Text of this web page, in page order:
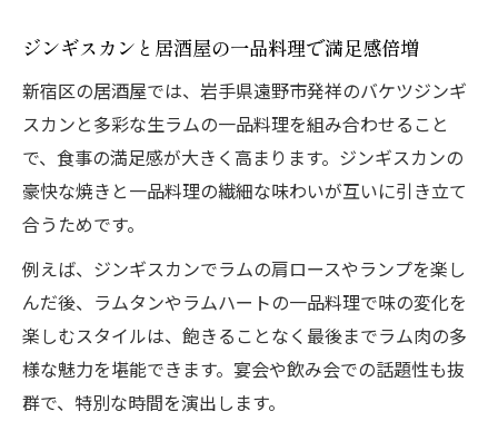
ジンギスカンと居酒屋の一品料理で満足感倍増
新宿区の居酒屋では、岩手県遠野市発祥のバケツジンギ
スカンと多彩な生ラムの一品料理を組み合わせること
で、食事の満足感が大きく高まります。ジンギスカンの
豪快な焼きと一品料理の繊細な味わいが互いに引き立て
合うためです。
例えば、ジンギスカンでラムの肩ロースやランプを楽し
んだ後、ラムタンやラムハートの一品料理で味の変化を
楽しむスタイルは、飽きることなく最後までラム肉の多
様な魅力を堪能できます。宴会や飲み会での話題性も抜
群で、特別な時間を演出します。